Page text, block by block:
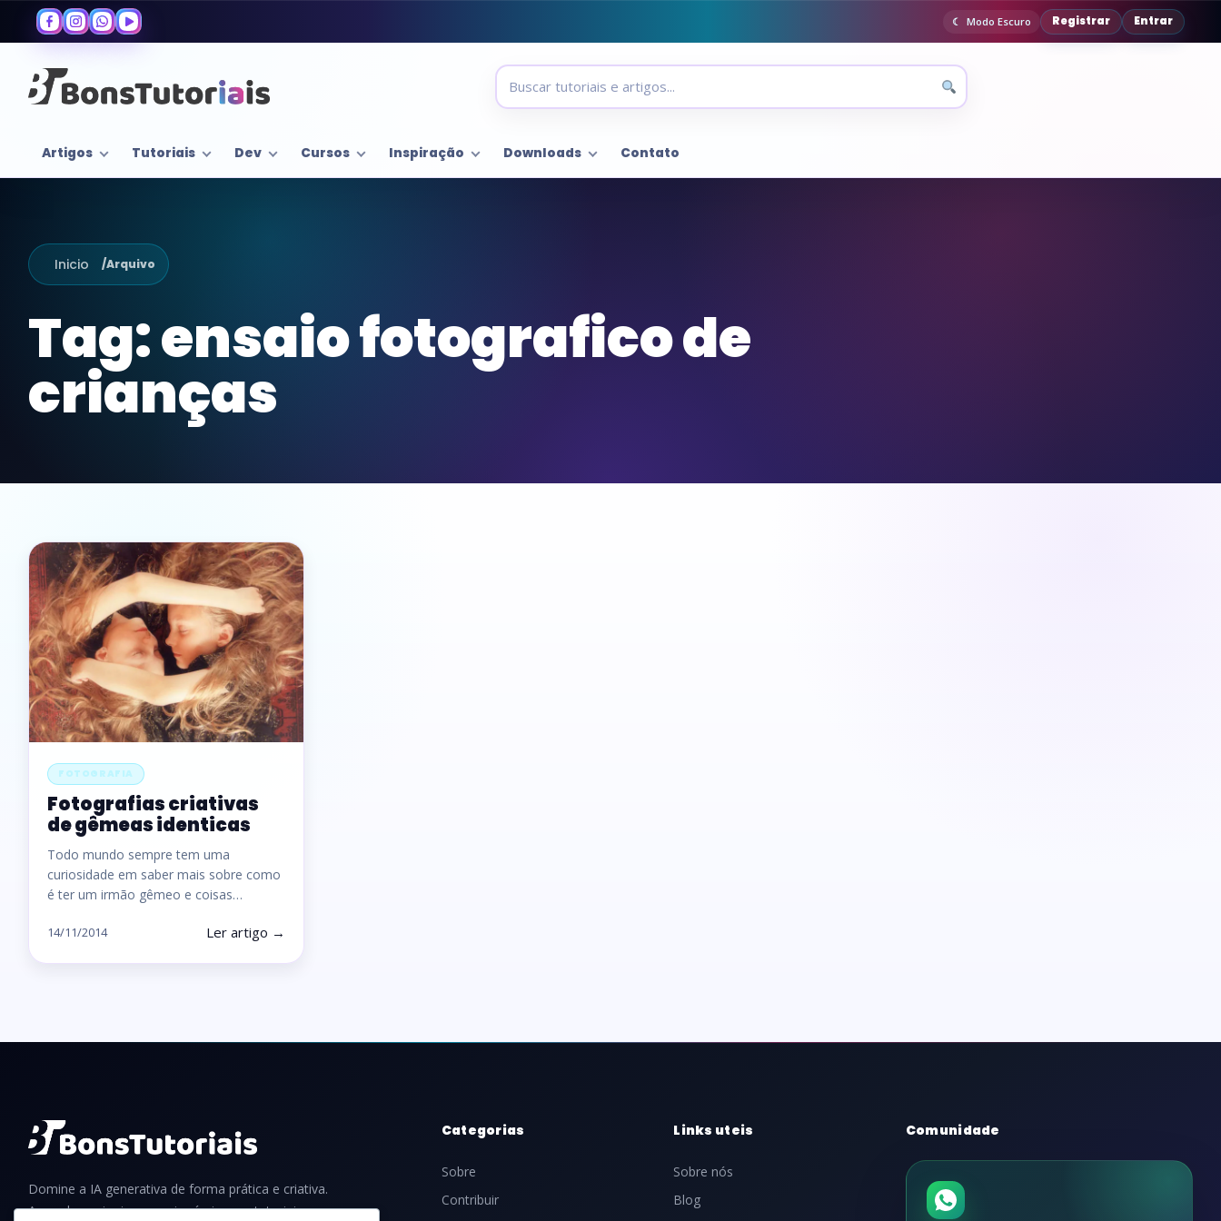
Modo Escuro Registrar Entrar
Artigos Tutoriais Dev Cursos Inspiração Downloads Contato
Inicio /Arquivo
Tag:ensaio fotografico de
crianças
FOTOGRAFIA
Fotografias criativas
de gêmeas identicas
Todo mundo sempre tem uma
curiosidade em saber mais sobre como
é ter um irmão gêmeo e coisas…
14/11/2014 Ler artigo →
Domine a IA generativa de forma prática e criativa.
Aprenda a criar imagens incríveis com tutoriais,
Categorias
Sobre
Contribuir
Links uteis
Sobre nós
Blog
Comunidade